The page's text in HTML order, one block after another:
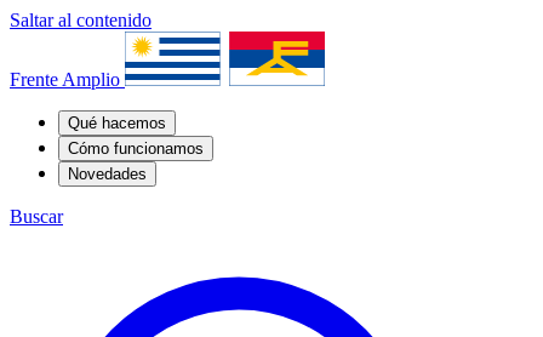
Saltar al contenido
Frente Amplio
Qué hacemos
Cómo funcionamos
Novedades
Buscar